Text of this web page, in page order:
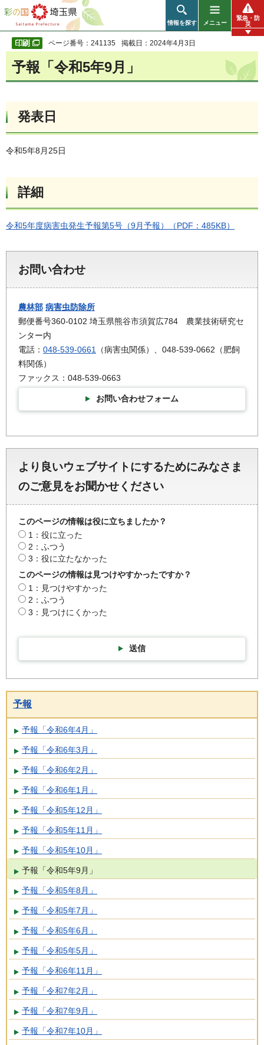
彩の国 埼玉県
情報を探す メニュー
緊急・防
災
ページ番号：241135 掲載日：2024年4月3日
予報「令和5年9月」
発表日
令和5年8月25日
詳細
令和5年度病害虫発生予報第5号（9月予報）（PDF：485KB）
お問い合わせ
農林部 病害虫防除所
郵便番号360-0102 埼玉県熊谷市須賀広784 農業技術研究セ
ンター内
電話： 048-539-0661 （病害虫関係）、048-539-0662（肥飼
料関係）
ファックス：048-539-0663
お問い合わせフォーム
より良いウェブサイトにするためにみなさま
のご意見をお聞かせください
このページの情報は役に立ちましたか？
1：役に立った
2：ふつう
3：役に立たなかった
このページの情報は見つけやすかったですか？
1：見つけやすかった
2：ふつう
3：見つけにくかった
送信
予報
予報「令和6年4月」
予報「令和6年3月」
予報「令和6年2月」
予報「令和6年1月」
予報「令和5年12月」
予報「令和5年11月」
予報「令和5年10月」
予報「令和5年9月」
予報「令和5年8月」
予報「令和5年7月」
予報「令和5年6月」
予報「令和5年5月」
予報「令和6年11月」
予報「令和7年2月」
予報「令和7年9月」
予報「令和7年10月」